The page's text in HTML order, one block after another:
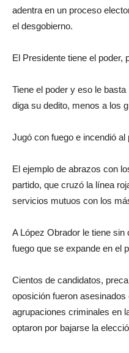
adentra en un proceso
el desgobierno.
El Presidente tiene el poder,
Tiene el poder y eso le
diga su dedito, menos a los
Jugó con fuego e incendió al
El ejemplo de abrazos con
partido, que cruzó la línea
servicios mutuos con los
A López Obrador le tiene
fuego que se expande en el
Cientos de candidatos,
oposición fueron
agrupaciones criminales en
optaron por bajarse la